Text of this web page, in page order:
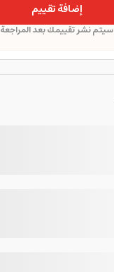
إضافة تقييم
سيتم نشر تقييمك بعد المراجعة